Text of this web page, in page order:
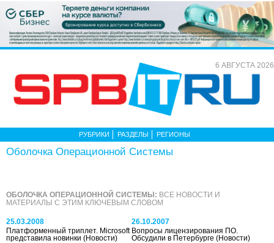
6 АВГУСТА 2026
РУБРИКИ РАЗДЕЛЫ РЕГИОНЫ
Оболочка Операционной Системы
ОБОЛОЧКА ОПЕРАЦИОННОЙ СИСТЕМЫ: ВСЕ НОВОСТИ И
МАТЕРИАЛЫ С ЭТИМ КЛЮЧЕВЫМ СЛОВОМ
25.03.2008
Платформенный триплет. Microsoft
представила новинки (Новости)
26.10.2007
Вопросы лицензирования ПО.
Обсудили в Петербурге(Новости)